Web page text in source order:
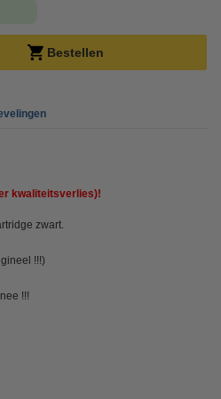
Bestellen
kwaliteitsverlies)!
zwart.
!!!)
!!!